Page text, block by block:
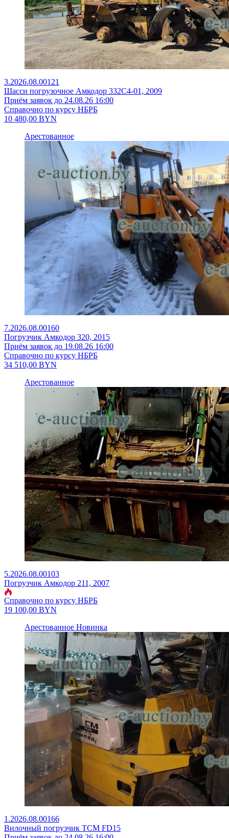
3.2026.08.00121
Шасси погрузочное Амкодор 332С4-01, 2009
Приём заявок до 24.08.26 16:00
Справочно по курсу НБРБ
10 480,00 BYN
Арестованное
7.2026.08.00160
Погрузчик Амкодор 320, 2015
Приём заявок до 19.08.26 16:00
Справочно по курсу НБРБ
34 510,00 BYN
Арестованное
5.2026.08.00103
Погрузчик Амкодор 211, 2007
Справочно по курсу НБРБ
19 100,00 BYN
Арестованное Новинка
1.2026.08.00166
Вилочный погрузчик TCM FD15